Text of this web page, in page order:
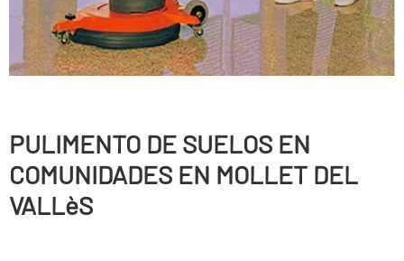
PULIMENTO DE SUELOS EN
COMUNIDADES EN MOLLET DEL
VALLèS